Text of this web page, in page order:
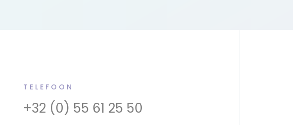
TELEFOON
+32 (0) 55 61 25 50